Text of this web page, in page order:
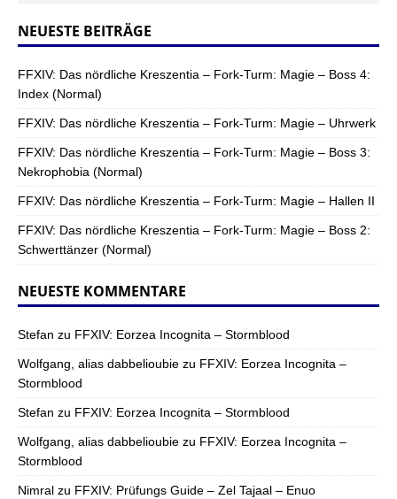
NEUESTE BEITRÄGE
FFXIV: Das nördliche Kreszentia – Fork-Turm: Magie – Boss 4:
Index (Normal)
FFXIV: Das nördliche Kreszentia – Fork-Turm: Magie – Uhrwerk
FFXIV: Das nördliche Kreszentia – Fork-Turm: Magie – Boss 3:
Nekrophobia (Normal)
FFXIV: Das nördliche Kreszentia – Fork-Turm: Magie – Hallen II
FFXIV: Das nördliche Kreszentia – Fork-Turm: Magie – Boss 2:
Schwerttänzer (Normal)
NEUESTE KOMMENTARE
Stefan zu FFXIV: Eorzea Incognita – Stormblood
Wolfgang, alias dabbelioubie zu FFXIV: Eorzea Incognita –
Stormblood
Stefan zu FFXIV: Eorzea Incognita – Stormblood
Wolfgang, alias dabbelioubie zu FFXIV: Eorzea Incognita –
Stormblood
Nimral zu FFXIV: Prüfungs Guide – Zel Tajaal – Enuo